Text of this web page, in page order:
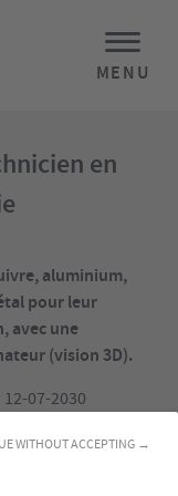
WITHOUT ACCEPTING →
MENU
en
aluminium,
pour leur
avec une
(vision 3D).
12-07-2030